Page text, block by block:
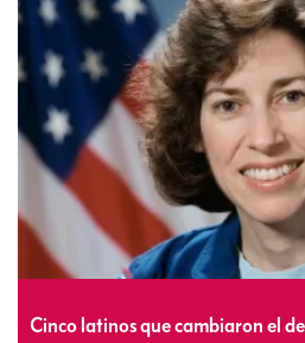
Cinco latinos que cambiaron el